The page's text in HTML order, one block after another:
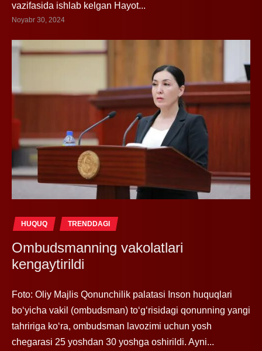
vazifasida ishlab kelgan Hayot...
Noyabr 30, 2024
HUQUQ TRENDDAGI
Ombudsmanning vakolatlari
kengaytirildi
Foto: Oliy Majlis Qonunchilik palatasi Inson huquqlari
boʻyicha vakil (ombudsman) toʻgʻrisidagi qonunning yangi
tahririga koʻra, ombudsman lavozimi uchun yosh
chegarasi 25 yoshdan 30 yoshga oshirildi. Ayni...